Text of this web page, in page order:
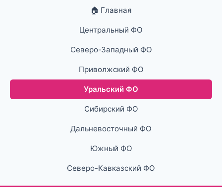
🏠 Главная
Центральный ФО
Северо-Западный ФО
Приволжский ФО
Уральский ФО
Сибирский ФО
Дальневосточный ФО
Южный ФО
Северо-Кавказский ФО